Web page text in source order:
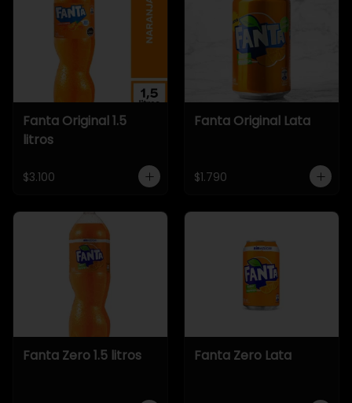
Fanta Original 1.5
litros
$3.100
Fanta Original Lata
$1.790
Fanta Zero 1.5 litros Fanta Zero Lata